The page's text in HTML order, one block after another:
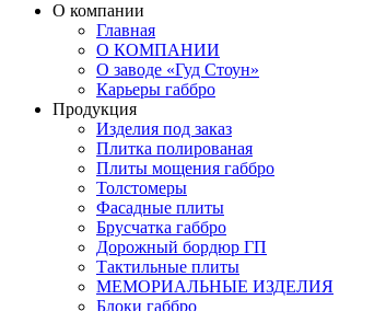
О компании
Главная
О КОМПАНИИ
О заводе «Гуд Стоун»
Карьеры габбро
Продукция
Изделия под заказ
Плитка полированая
Плиты мощения габбро
Толстомеры
Фасадные плиты
Брусчатка габбро
Дорожный бордюр ГП
Тактильные плиты
МЕМОРИАЛЬНЫЕ ИЗДЕЛИЯ
Блоки габбро